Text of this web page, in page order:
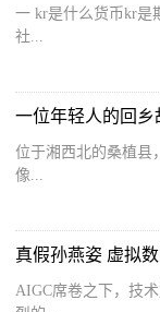
一 kr是什么货币kr是
社...
一位年轻人的回乡
位于湘西北的桑植县
像...
真假孙燕姿 虚拟
AIGC席卷之下，技